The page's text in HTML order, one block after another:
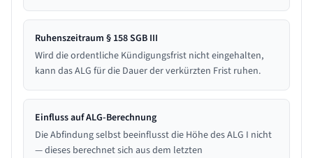
Ruhenszeitraum § 158 SGB III
Wird die ordentliche Kündigungsfrist nicht eingehalten,
kann das ALG für die Dauer der verkürzten Frist ruhen.
Einfluss auf ALG-Berechnung
Die Abfindung selbst beeinflusst die Höhe des ALG I nicht
— dieses berechnet sich aus dem letzten